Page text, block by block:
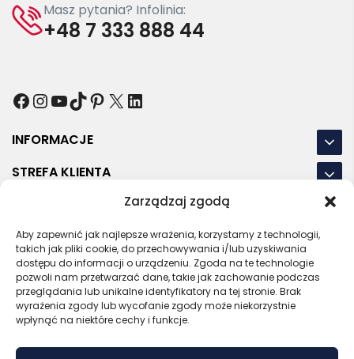
Zarządzaj zgodą
Aby zapewnić jak najlepsze wrażenia, korzystamy z technologii,
takich jak pliki cookie, do przechowywania i/lub uzyskiwania
dostępu do informacji o urządzeniu. Zgoda na te technologie
pozwoli nam przetwarzać dane, takie jak zachowanie podczas
przeglądania lub unikalne identyfikatory na tej stronie. Brak
wyrażenia zgody lub wycofanie zgody może niekorzystnie
wpłynąć na niektóre cechy i funkcje.
Masz pytania? Infolinia:
+48 7 333 888 44
Facebook
Instagram
YouTube
TikTok
Pinterest
X LinkedIn
INFORMACJE
STREFA KLIENTA
NASZE LOKALIZACJE
OSTATNIE POSTY
RODOREGULAMINPOLITYKA PRYWATNOŚCI